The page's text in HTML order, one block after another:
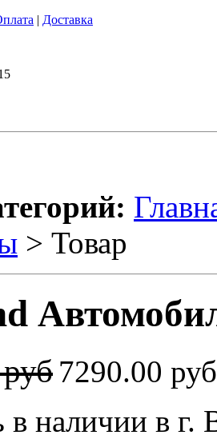
| Доставка
> Товар
7290.00
в наличии в г.